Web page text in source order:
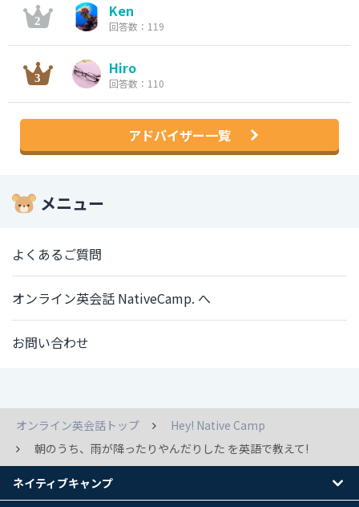
Ken
回答数：119
Hiro
回答数：110
アドバイザー一覧
メニュー
よくあるご質問
オンライン英会話 NativeCamp. へ
お問い合わせ
オンライン英会話トップ
Hey! Native Camp
朝のうち、雨が降ったりやんだりした を英語で教えて!
ネイティブキャンプ